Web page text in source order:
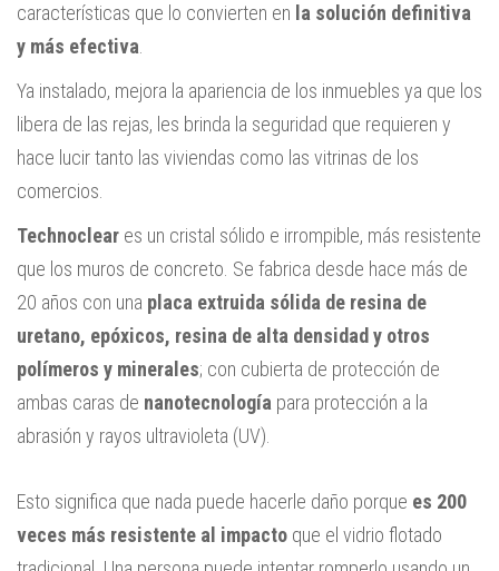
características que lo convierten en la solución definitiva
y más efectiva
Ya instalado, mejora la apariencia de los inmuebles ya que los
libera de las rejas, les brinda la seguridad que requieren y
hace lucir tanto las viviendas como las vitrinas de los
comercios.
Technoclear es un cristal sólido e irrompible, más resistente
que los muros de concreto. Se fabrica desde hace más de
20 años con una placa extruida sólida de resina de
uretano, epóxicos, resina de alta densidad y otros
polímeros y minerales; con cubierta de protección de
ambas caras de nanotecnología para protección a la
abrasión y rayos ultravioleta (UV).
Esto significa que nada puede hacerle daño porque es 200
veces más resistente al impacto que el vidrio flotado